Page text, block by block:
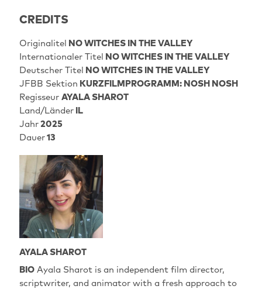
CREDITS
Originalitel NO WITCHES IN THE VALLEY
Internationaler Titel NO WITCHES IN THE VALLEY
Deutscher Titel NO WITCHES IN THE VALLEY
JFBB Sektion KURZFILMPROGRAMM: NOSH NOSH
Regisseur AYALA SHAROT
Land/LänderIL
Jahr2025
Dauer13
AYALA SHAROT
BIOAyala Sharot is an independent film director,
scriptwriter, and animator with a fresh approach to